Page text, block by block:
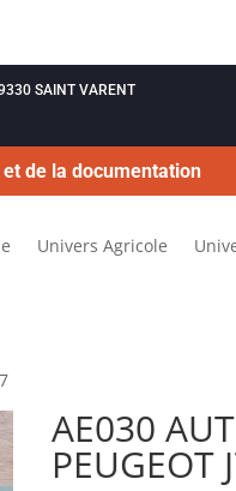
SAINT VARENT
et de la documentation
Univers Agricole
AE030
PEUGEOT